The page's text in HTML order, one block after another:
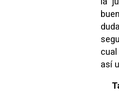
así